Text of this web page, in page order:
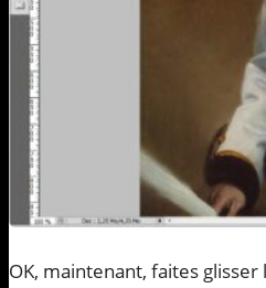
OK, maintenant, faites